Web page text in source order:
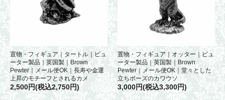
置物・フィギュア｜タートル｜ピュ
ーター製品｜英国製｜Brown
Pewter｜メール便OK｜長寿や金運
上昇のモチーフとされるカメ
2,500円(税込2,750円)
置物・フィギュア｜オッター｜ピュ
ーター製品｜英国製｜Brown
Pewter｜メール便OK｜堂々とした
立ちポーズのカワウソ
3,000円(税込3,300円)